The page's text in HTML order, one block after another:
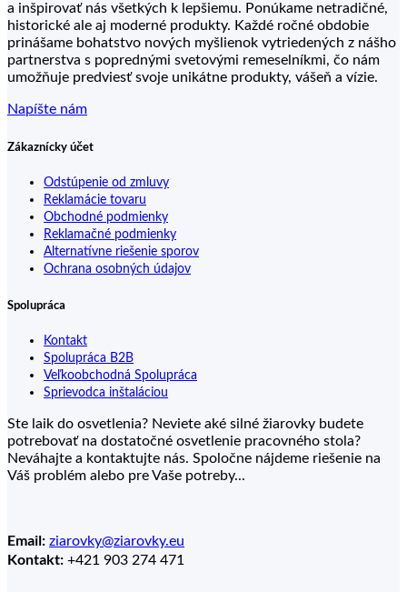
a inšpirovať nás všetkých k lepšiemu. Ponúkame netradičné,
historické ale aj moderné produkty. Každé ročné obdobie
prinášame bohatstvo nových myšlienok vytriedených z nášho
partnerstva s poprednými svetovými remeselníkmi, čo nám
umožňuje predviesť svoje unikátne produkty, vášeň a vízie.
Napíšte nám
Zákaznícky účet
Odstúpenie od zmluvy
Reklamácie tovaru
Obchodné podmienky
Reklamačné podmienky
Alternatívne riešenie sporov
Ochrana osobných údajov
Spolupráca
Kontakt
Spolupráca B2B
Veľkoobchodná Spolupráca
Sprievodca inštaláciou
Ste laik do osvetlenia? Neviete aké silné žiarovky budete
potrebovať na dostatočné osvetlenie pracovného stola?
Neváhajte a kontaktujte nás. Spoločne nájdeme riešenie na
Váš problém alebo pre Vaše potreby...
Email: ziarovky@ziarovky.eu
Kontakt: +421 903 274 471